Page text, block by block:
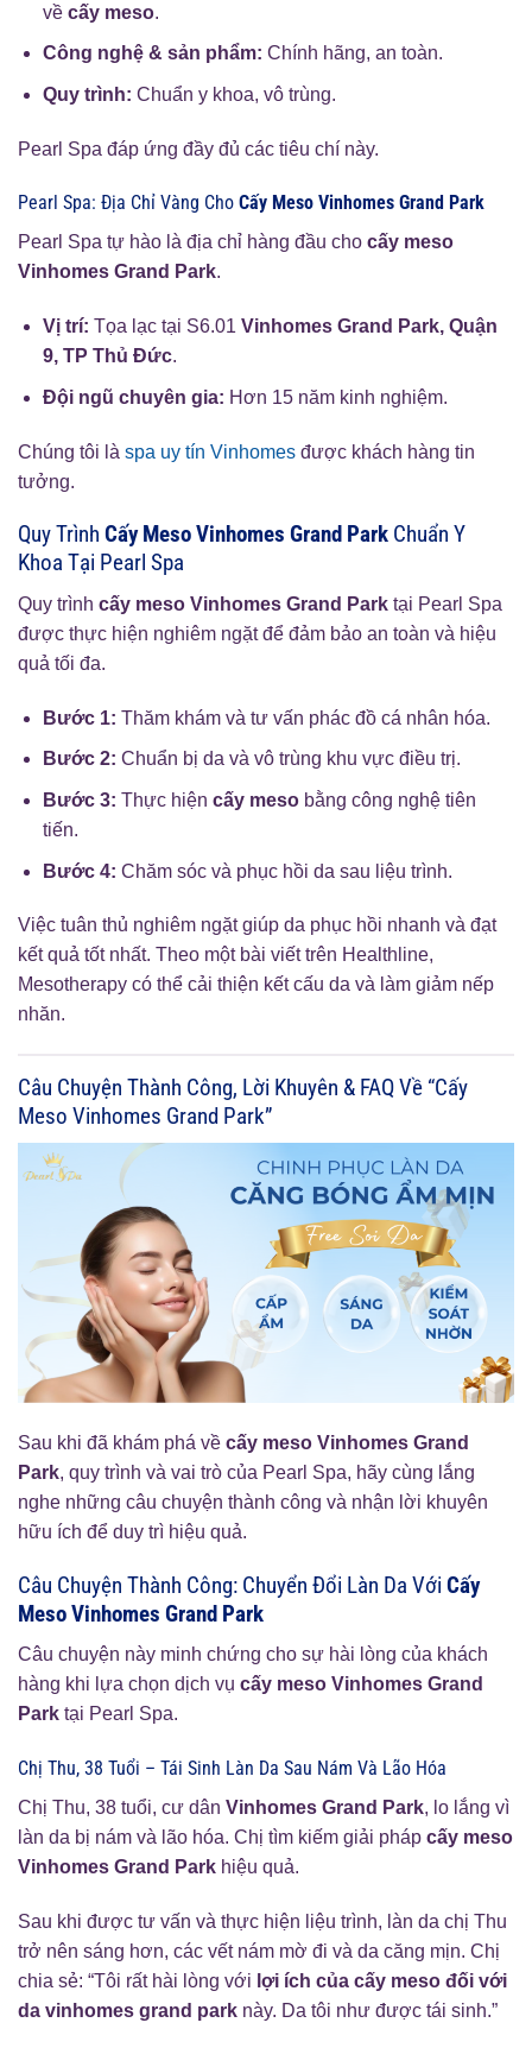
về cấy meso.
Công nghệ & sản phẩm: Chính hãng, an toàn.
Quy trình: Chuẩn y khoa, vô trùng.
Pearl Spa đáp ứng đầy đủ các tiêu chí này.
Pearl Spa: Địa Chỉ Vàng Cho Cấy Meso Vinhomes Grand Park
Pearl Spa tự hào là địa chỉ hàng đầu cho cấy meso
Vinhomes Grand Park.
Vị trí: Tọa lạc tại S6.01 Vinhomes Grand Park, Quận
9, TP Thủ Đức.
Đội ngũ chuyên gia: Hơn 15 năm kinh nghiệm.
Chúng tôi là spa uy tín Vinhomes được khách hàng tin
tưởng.
Quy Trình Cấy Meso Vinhomes Grand Park Chuẩn Y
Khoa Tại Pearl Spa
Quy trình cấy meso Vinhomes Grand Park tại Pearl Spa
được thực hiện nghiêm ngặt để đảm bảo an toàn và hiệu
quả tối đa.
Bước 1: Thăm khám và tư vấn phác đồ cá nhân hóa.
Bước 2: Chuẩn bị da và vô trùng khu vực điều trị.
Bước 3: Thực hiện cấy mesobằng công nghệ tiên
tiến.
Bước 4: Chăm sóc và phục hồi da sau liệu trình.
Việc tuân thủ nghiêm ngặt giúp da phục hồi nhanh và đạt
kết quả tốt nhất. Theo một bài viết trên Healthline,
Mesotherapy có thể cải thiện kết cấu da và làm giảm nếp
nhăn.
Câu Chuyện Thành Công, Lời Khuyên & FAQ Về “Cấy
Meso Vinhomes Grand Park”
Sau khi đã khám phá về cấy meso Vinhomes Grand
Park, quy trình và vai trò của Pearl Spa, hãy cùng lắng
nghe những câu chuyện thành công và nhận lời khuyên
hữu ích để duy trì hiệu quả.
Câu Chuyện Thành Công: Chuyển Đổi Làn Da Với Cấy
Meso Vinhomes Grand Park
Câu chuyện này minh chứng cho sự hài lòng của khách
hàng khi lựa chọn dịch vụ cấy meso Vinhomes Grand
Park tại Pearl Spa.
Chị Thu, 38 Tuổi – Tái Sinh Làn Da Sau Nám Và Lão Hóa
Chị Thu, 38 tuổi, cư dân Vinhomes Grand Park, lo lắng vì
làn da bị nám và lão hóa. Chị tìm kiếm giải pháp cấy meso
Vinhomes Grand Park hiệu quả.
Sau khi được tư vấn và thực hiện liệu trình, làn da chị Thu
trở nên sáng hơn, các vết nám mờ đi và da căng mịn. Chị
chia sẻ: “Tôi rất hài lòng với lợi ích của cấy meso đối với
da vinhomes grand park này. Da tôi như được tái sinh.”